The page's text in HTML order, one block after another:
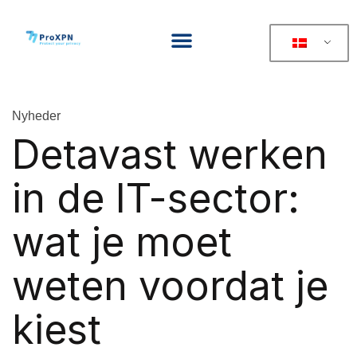
Nyheder
Detavast werken
in de IT-sector:
wat je moet
weten voordat je
kiest